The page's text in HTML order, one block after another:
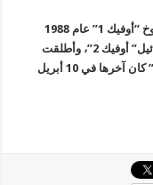
وبعد سنوات من الإعداد والتجهيز تم إطلاق الصاروخ “أوفيك 1” عام 1988
وكان قمرا تجريبيا، وبعد ذلك بعامين أطلقت إسرائيل” أوفيك 2”، وأطلقت
إسرائيل حتى اللحظة 10 صواريخ من نوع” أوفيك” كان آخرها في 10 أبريل